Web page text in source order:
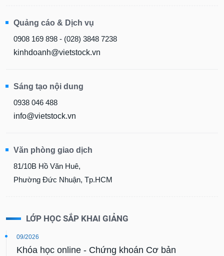
Quảng cáo & Dịch vụ
0908 169 898 - (028) 3848 7238
kinhdoanh@vietstock.vn
Sáng tạo nội dung
0938 046 488
info@vietstock.vn
Văn phòng giao dịch
81/10B Hồ Văn Huê,
Phường Đức Nhuận, Tp.HCM
LỚP HỌC SẮP KHAI GIẢNG
09/2026
Khóa học online - Chứng khoán Cơ bản